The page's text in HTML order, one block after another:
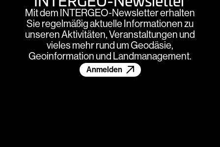
Mit dem INTERGEO-Newsletter erhalten
Sie regelmäßig aktuelle Informationen zu
unseren Aktivitäten, Veranstaltungen und
vieles mehr rund um Geodäsie,
Geoinformation und Landmanagement.
Anmelden